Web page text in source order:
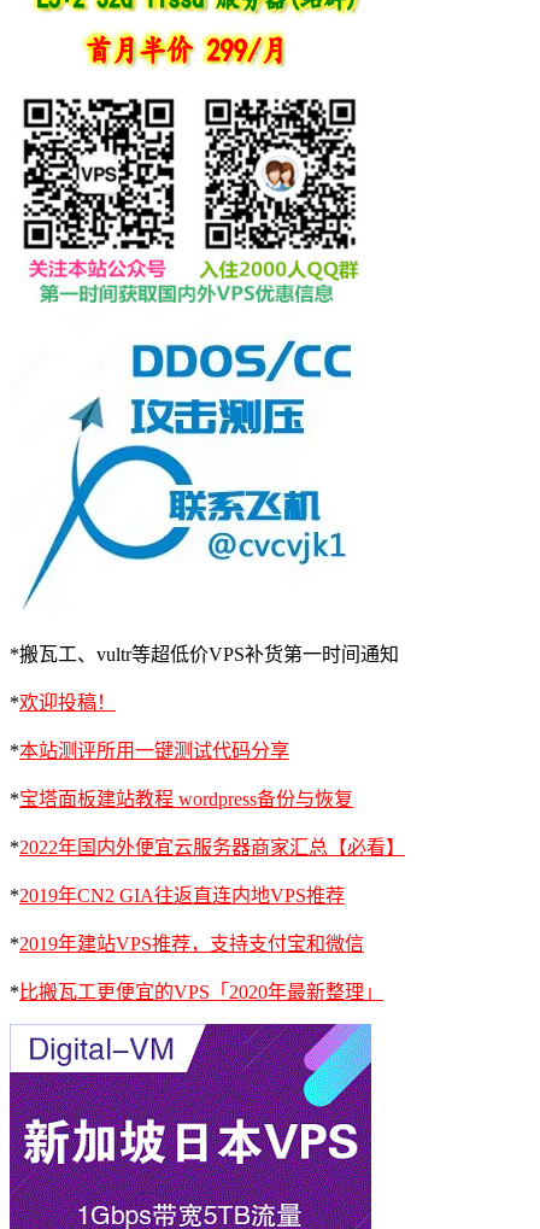
*搬瓦工、vultr等超低价VPS补货第一时间通知
*欢迎投稿！
*本站测评所用一键测试代码分享
*宝塔面板建站教程 wordpress备份与恢复
*2022年国内外便宜云服务器商家汇总【必看】
*2019年CN2 GIA往返直连内地VPS推荐
*2019年建站VPS推荐，支持支付宝和微信
* 比搬瓦工更便宜的VPS「2020年最新整理」